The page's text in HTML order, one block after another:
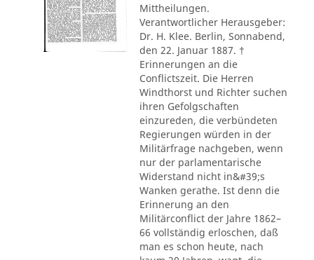
Mittheilungen.
Verantwortlicher Herausgeber:
Dr. H. Klee. Berlin, Sonnabend,
den 22. Januar 1887. †
Erinnerungen an die
Conflictszeit. Die Herren
Windthorst und Richter suchen
ihren Gefolgschaften
einzureden, die verbündeten
Regierungen würden in der
Militärfrage nachgeben, wenn
nur der parlamentarische
Widerstand nicht in&#39;s
Wanken gerathe. Ist denn die
Erinnerung an den
Militärconflict der Jahre 1862–
66 vollständig erloschen, daß
man es schon heute, nach